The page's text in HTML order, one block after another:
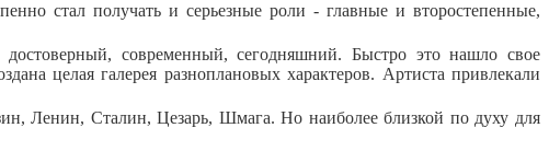
стал получать и серьезные роли - главные и второстепенные,
современный, сегодняшний. Быстро это нашло свое
целая галерея разноплановых характеров. Артиста привлекали
Ленин, Сталин, Цезарь, Шмага. Но наиболее близкой по духу для